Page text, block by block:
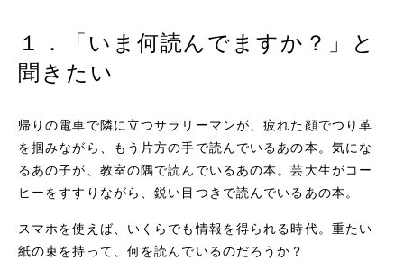
１．「いま何読んでますか？」と
聞きたい
帰りの電車で隣に立つサラリーマンが、疲れた顔でつり革
を掴みながら、もう片方の手で読んでいるあの本。気にな
るあの子が、教室の隅で読んでいるあの本。芸大生がコー
ヒーをすすりながら、鋭い目つきで読んでいるあの本。
スマホを使えば、いくらでも情報を得られる時代。重たい
紙の束を持って、何を読んでいるのだろうか？